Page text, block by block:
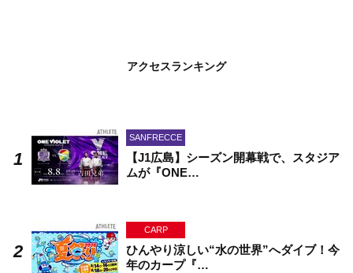
アクセスランキング
SANFRECCE
【J1広島】シーズン開幕戦で、スタジア
ムが『ONE…
CARP
ひんやり涼しい“水の世界”へダイブ！今
年のカープ『…